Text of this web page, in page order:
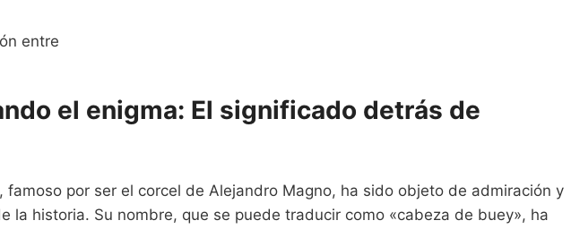
entre
el enigma: El significado detrás de
famoso por ser el corcel de Alejandro Magno, ha sido objeto de admiración y
la historia. Su nombre, que se puede traducir como «cabeza de buey», ha